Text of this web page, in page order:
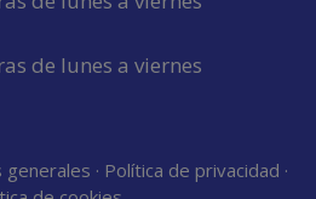
de lunes a viernes
generales · Política de privacidad ·